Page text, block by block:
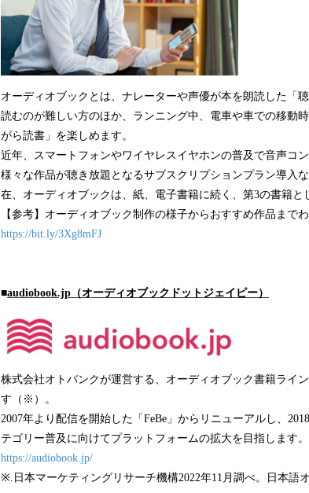
オーディオブックとは、ナレーターや声優が本を朗読した「
読むのが難しい方のほか、ランニング中、電車や車での移動
がら読書」を楽しめます。
近年、スマートフォンやワイヤレスイヤホンの普及で音声コ
様々な作品が聴き放題となるサブスクリプションプラン導入
在、オーディオブックは、紙、電子書籍に続く、第3の書籍と
【参考】オーディオブック制作の様子からおすすめ作品まで
https://bit.ly/3Xg8mFJ
■audiobook.jp（オーディオブックドットジェイピー）
株式会社オトバンクが運営する、オーディオブック書籍ライ
す（※）。
2007年より配信を開始した「FeBe」からリニューアルし、
テゴリー普及に向けてプラットフォームの拡大を目指します
https://audiobook.jp/
※.日本マーケティングリサーチ機構2022年11月調べ。日本語